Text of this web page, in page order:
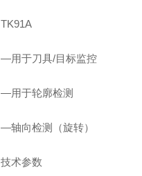
TK91A
—用于刀具/目标监控
—用于轮廓检测
—轴向检测（旋转）
技术参数